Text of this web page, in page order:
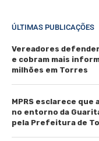
ÚLTIMAS PUBLICAÇÕES
Vereadores
e cobram mais
milhões em Torres
MPRS esclarece
no entorno da
pela Prefeitura de